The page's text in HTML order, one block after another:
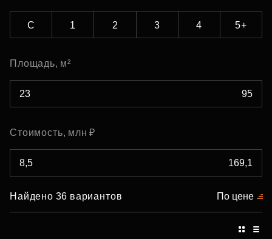
С 1 2 3 4 5+
Площадь, м²
Стоимость, млн ₽
Найдено 36 вариантов По цене